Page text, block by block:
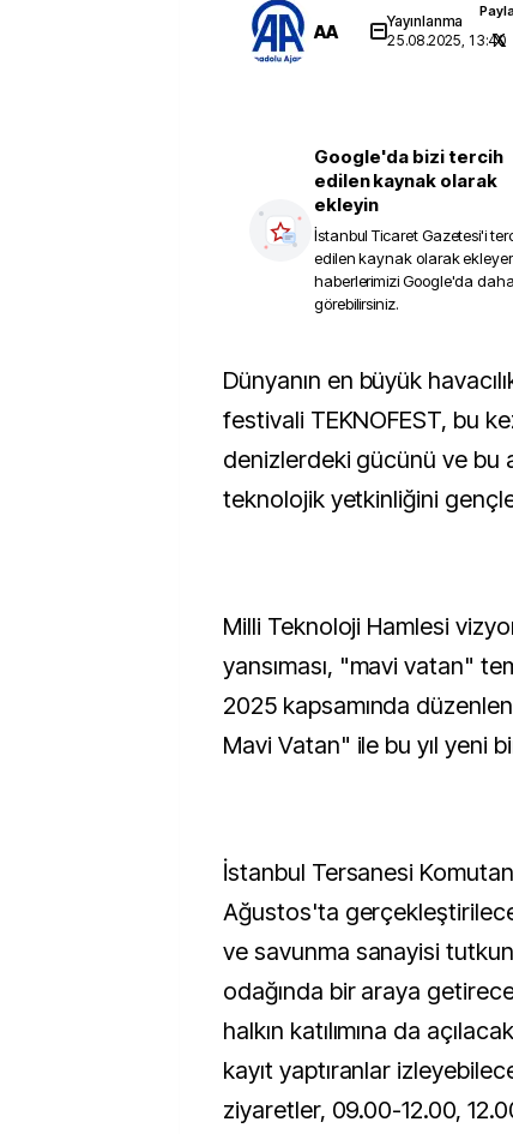
AA
Yayınlanma
25.08.2025, 13:40
Google'da bizi tercih
edilen kaynak olarak
ekleyin
İstanbul Ticaret Gazetesi'i
edilen kaynak olarak
haberlerimizi Google'da
görebilirsiniz.
Dünyanın en büyük havacılık, uzay ve teknoloji
festivali TEKNOFEST, bu
denizlerdeki gücünü ve bu
teknolojik yetkinliğini
Milli Teknoloji Hamlesi
yansıması, "mavi vatan"
2025 kapsamında
Mavi Vatan" ile bu yıl yeni
İstanbul Tersanesi
Ağustos'ta
ve savunma sanayisi
odağında bir araya
halkın katılımına da
kayıt yaptıranlar
ziyaretler, 09.00-12.00,